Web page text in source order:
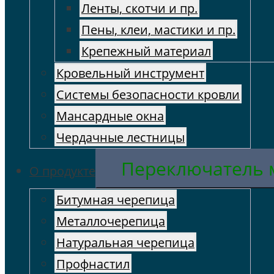
Ленты, скотчи и пр.
Пены, клеи, мастики и пр.
Крепежный материал
Кровельный инструмент
Cистемы безопасности кровли
Мансардные окна
Чердачные лестницы
О продукте
Битумная черепица
Металлочерепица
Натуральная черепица
Профнастил